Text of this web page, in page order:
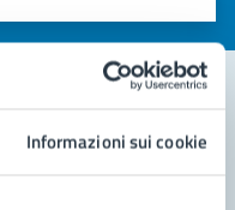
Informazioni sui cookie
5